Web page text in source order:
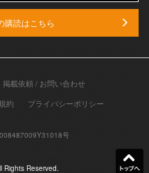
読はこちら
掲載依頼 / お問い合わせ
約 プライバシーポリシー
号
Rights Reserved.